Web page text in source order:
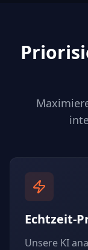
Echtzeit-
Unsere KI